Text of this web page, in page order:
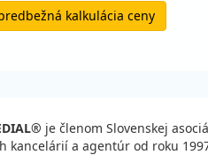
kalkulácia ceny
je členom Slovenskej
kancelárií a agentúr od roku